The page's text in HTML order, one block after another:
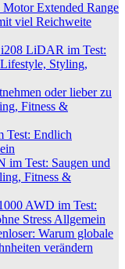
Extended Range
viel Reichweite
LiDAR im Test:
Lifestyle, Styling,
oder lieber zu
Fitness &
Test: Endlich
Test: Saugen und
Fitness &
AWD im Test:
Stress Allgemein
Warum globale
verändern